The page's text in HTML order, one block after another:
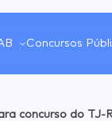
Concursos
concurso do TJ-